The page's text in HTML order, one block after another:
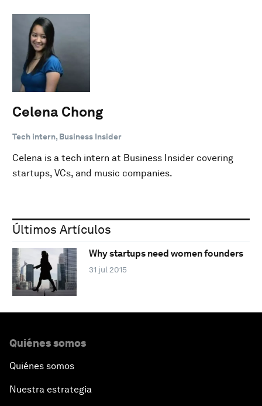
Celena Chong
Tech intern, Business Insider
Celena is a tech intern at Business Insider covering
startups, VCs, and music companies.
Últimos Artículos
Why startups need women founders
31 jul 2015
Quiénes somos
Quiénes somos
Nuestra estrategia